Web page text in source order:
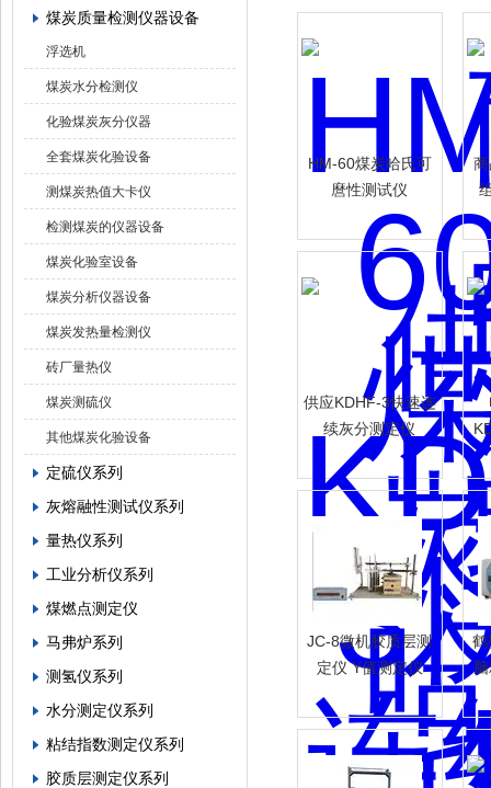
煤炭质量检测仪器设备
浮选机
煤炭水分检测仪
化验煤炭灰分仪器
全套煤炭化验设备
测煤炭热值大卡仪
检测煤炭的仪器设备
煤炭化验室设备
煤炭分析仪器设备
煤炭发热量检测仪
砖厂量热仪
煤炭测硫仪
其他煤炭化验设备
定硫仪系列
灰熔融性测试仪系列
量热仪系列
工业分析仪系列
煤燃点测定仪
马弗炉系列
测氢仪系列
水分测定仪系列
粘结指数测定仪系列
胶质层测定仪系列
HM-60煤炭哈氏可
麿性测试仪
供应KDHF-3快速连
续灰分测定仪
JC-8微机胶质层测
定仪 Y值测定仪
鹤